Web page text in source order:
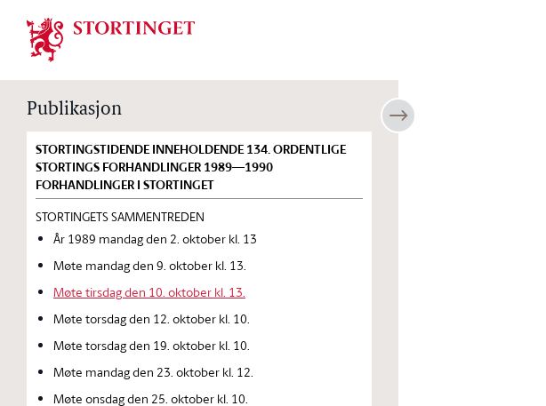
Stortinget.no
Publikasjon
STORTINGSTIDENDE INNEHOLDENDE 134. ORDENTLIGE
STORTINGS FORHANDLINGER 1989—1990
FORHANDLINGER I STORTINGET
STORTINGETS SAMMENTREDEN
År 1989 mandag den 2. oktober kl. 13
Møte mandag den 9. oktober kl. 13.
Møte tirsdag den 10. oktober kl. 13.
Møte torsdag den 12. oktober kl. 10.
Møte torsdag den 19. oktober kl. 10.
Møte mandag den 23. oktober kl. 12.
Møte onsdag den 25. oktober kl. 10.